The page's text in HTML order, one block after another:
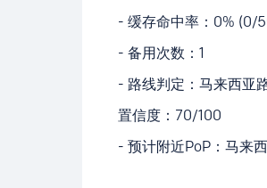
- 缓存命中率：0% (0/
- 备用次数：1
- 路线判定：马来西亚
置信度：70/100
- 预计附近PoP：马来